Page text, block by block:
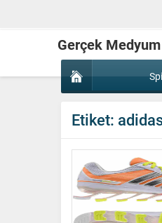
Gerçek Medyum
Etiket: